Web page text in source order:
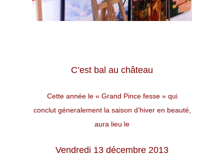
C’est bal au château
Cette année le « Grand Pince fesse » qui
conclut géneralement la saison d’hiver en beauté,
aura lieu le
Vendredi 13 décembre 2013